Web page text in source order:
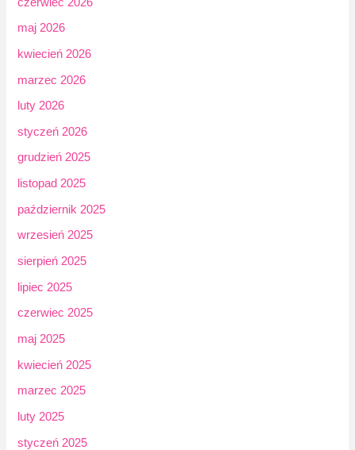
maj 2026
kwiecień 2026
marzec 2026
luty 2026
styczeń 2026
grudzień 2025
listopad 2025
październik 2025
wrzesień 2025
sierpień 2025
lipiec 2025
czerwiec 2025
maj 2025
kwiecień 2025
marzec 2025
luty 2025
styczeń 2025